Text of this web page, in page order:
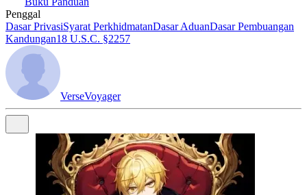
Penggal
Dasar PrivasiSyarat PerkhidmatanDasar AduanDasar Pembuangan
Kandungan18 U.S.C. §2257
VerseVoyager